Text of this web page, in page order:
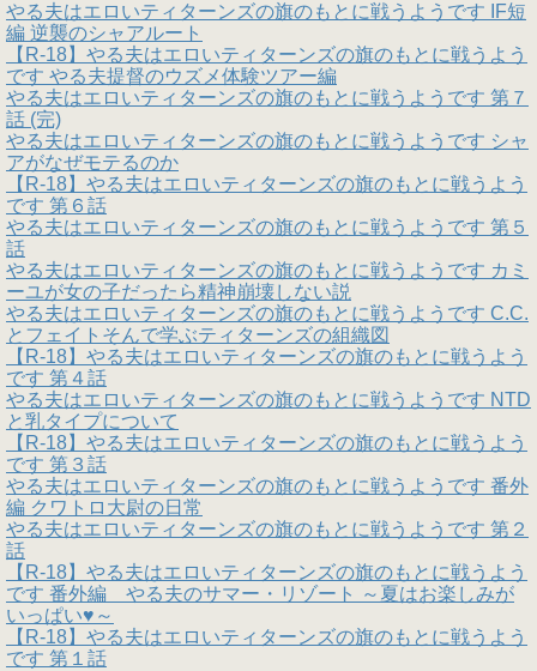
やる夫はエロいティターンズの旗のもとに戦うようです IF短
編 逆襲のシャアルート
【R-18】やる夫はエロいティターンズの旗のもとに戦うよう
です やる夫提督のウズメ体験ツアー編
やる夫はエロいティターンズの旗のもとに戦うようです 第７
話 (完)
やる夫はエロいティターンズの旗のもとに戦うようです シャ
アがなぜモテるのか
【R-18】やる夫はエロいティターンズの旗のもとに戦うよう
です 第６話
やる夫はエロいティターンズの旗のもとに戦うようです 第５
話
やる夫はエロいティターンズの旗のもとに戦うようです カミ
ーユが女の子だったら精神崩壊しない説
やる夫はエロいティターンズの旗のもとに戦うようです C.C.
とフェイトそんで学ぶティターンズの組織図
【R-18】やる夫はエロいティターンズの旗のもとに戦うよう
です 第４話
やる夫はエロいティターンズの旗のもとに戦うようです NTD
と乳タイプについて
【R-18】やる夫はエロいティターンズの旗のもとに戦うよう
です 第３話
やる夫はエロいティターンズの旗のもとに戦うようです 番外
編 クワトロ大尉の日常
やる夫はエロいティターンズの旗のもとに戦うようです 第２
話
【R-18】やる夫はエロいティターンズの旗のもとに戦うよう
です 番外編 やる夫のサマー・リゾート ～夏はお楽しみが
いっぱい♥～
【R-18】やる夫はエロいティターンズの旗のもとに戦うよう
です 第１話